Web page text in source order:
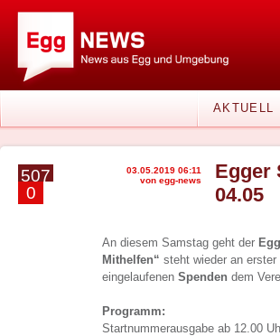
AKTUELL
507
0
03.05.2019 06:11
von egg-news
Egger
04.05
An diesem Samstag geht der
Mithelfen“ steht wieder an
eingelaufenen Spenden dem
Programm:
Startnummerausgabe ab 12.00